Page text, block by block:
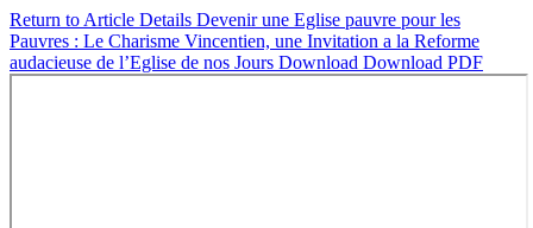
Return to Article Details Devenir une Eglise pauvre pour les
Pauvres : Le Charisme Vincentien, une Invitation a la Reforme
audacieuse de l’Eglise de nos Jours Download Download PDF